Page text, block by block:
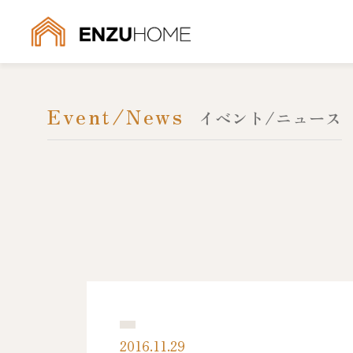
Event/News イベント/ニュース
2016.11.29